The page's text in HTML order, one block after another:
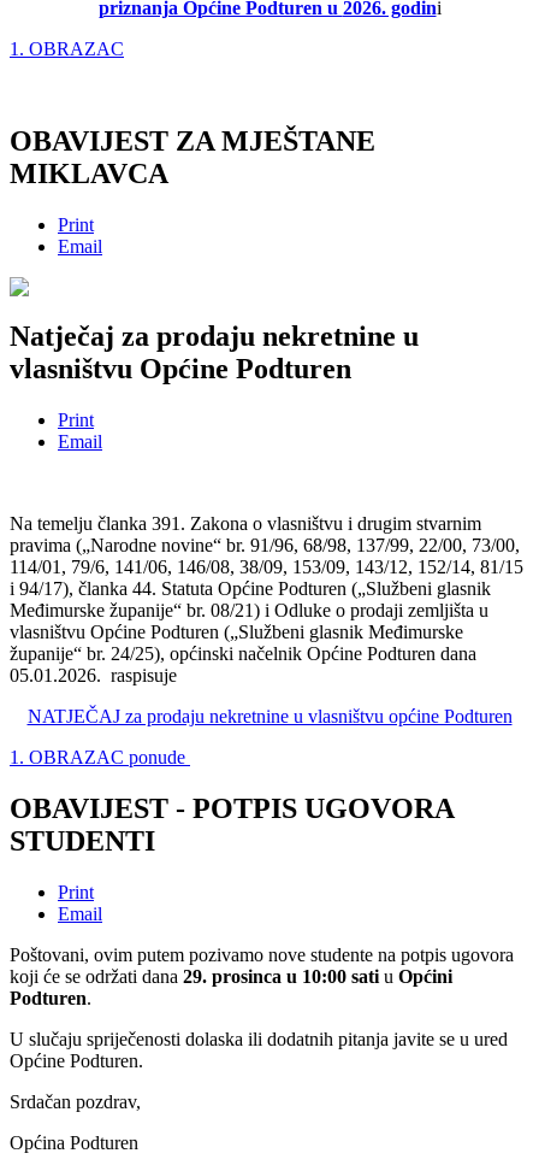
priznanja Općine Podturen u 2026. godini
1. OBRAZAC
OBAVIJEST ZA MJEŠTANE
MIKLAVCA
Print
Email
Natječaj za prodaju nekretnine u
vlasništvu Općine Podturen
Print
Email
Na temelju članka 391. Zakona o vlasništvu i drugim stvarnim
pravima („Narodne novine“ br. 91/96, 68/98, 137/99, 22/00, 73/00,
114/01, 79/6, 141/06, 146/08, 38/09, 153/09, 143/12, 152/14, 81/15
i 94/17), članka 44. Statuta Općine Podturen („Službeni glasnik
Međimurske županije“ br. 08/21) i Odluke o prodaji zemljišta u
vlasništvu Općine Podturen („Službeni glasnik Međimurske
županije“ br. 24/25), općinski načelnik Općine Podturen dana
05.01.2026. raspisuje
NATJEČAJ za prodaju nekretnine u vlasništvu općine Podturen
1. OBRAZAC ponude
OBAVIJEST - POTPIS UGOVORA
STUDENTI
Print
Email
Poštovani, ovim putem pozivamo nove studente na potpis ugovora
koji će se održati dana 29. prosinca u 10:00 sati u Općini
Podturen.
U slučaju spriječenosti dolaska ili dodatnih pitanja javite se u ured
Općine Podturen.
Srdačan pozdrav,
Općina Podturen